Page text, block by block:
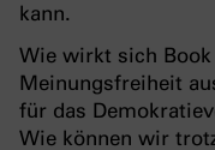
kann.
Wie wirkt sich
Meinungsfreiheit
für das
Wie können wir